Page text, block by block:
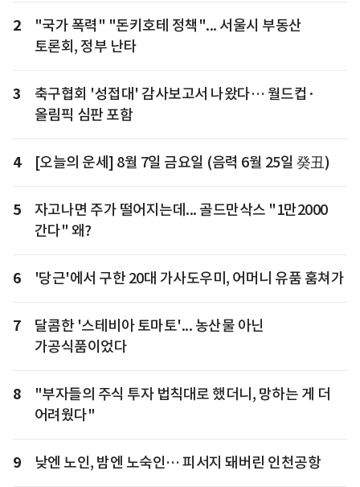
2
"국가 폭력" "돈키호테 정책"... 서울시 부동산
토론회, 정부 난타
3
축구협회 '성접대' 감사보고서 나왔다… 월드컵·
올림픽 심판 포함
4 [오늘의 운세] 8월 7일 금요일 (음력 6월 25일 癸丑)
5
자고나면 주가 떨어지는데... 골드만삭스 "1만2000
간다" 왜?
6 '당근'에서 구한 20대 가사도우미, 어머니 유품 훔쳐가
7
달콤한 '스테비아 토마토'... 농산물 아닌
가공식품이었다
8
"부자들의 주식 투자 법칙대로 했더니, 망하는 게 더
어려웠다"
9 낮엔 노인, 밤엔 노숙인… 피서지 돼버린 인천공항